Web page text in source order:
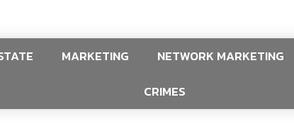
MARKETING NETWORK MARKETING
CRIMES